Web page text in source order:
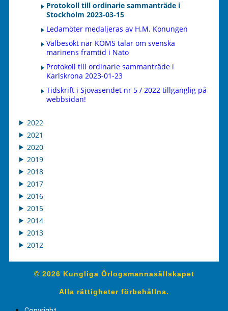
Protokoll till ordinarie sammanträde i
Stockholm 2023-03-15
Ledamöter medaljeras av H.M. Konungen
Välbesökt när KÖMS talar om svenska
marinens framtid i Nato
Protokoll till ordinarie sammanträde i
Karlskrona 2023-01-23
Tidskrift i Sjöväsendet nr 5 / 2022 tillgänglig på
webbsidan!
2022
2021
2020
2019
2018
2017
2016
2015
2014
2013
2012
© 2026 Kungliga Örlogsmannasällskapet
Alla rättigheter förbehållna.